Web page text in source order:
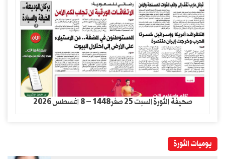
صحيفة الثورة السبت 25 صفر1448 – 8 اغسطس 2026
يوميات الثورة